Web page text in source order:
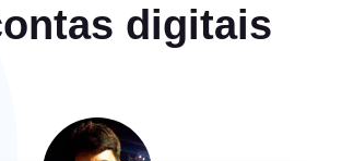
digitais